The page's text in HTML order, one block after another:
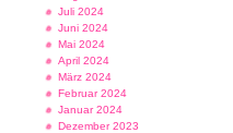
Juli 2024
Juni 2024
Mai 2024
April 2024
März 2024
Februar 2024
Januar 2024
Dezember 2023